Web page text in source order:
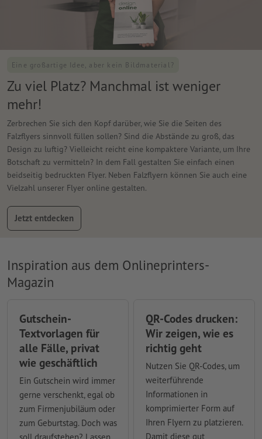
Inspiration aus dem Onlineprinters-
Magazin
Gutschein-
Textvorlagen für
alle Fälle, privat
wie geschäftlich
Ein Gutschein wird immer
gerne verschenkt, egal ob
zum Firmenjubiläum oder
zum Geburtstag. Doch was
soll draufstehen? Lassen
QR-Codes drucken:
Wir zeigen, wie es
richtig geht
Nutzen Sie QR-Codes, um
weiterführende
Informationen in
komprimierter Form auf
Ihren Flyern zu platzieren.
Damit diese gut
Eine großartige Idee, aber kein Bildmaterial?
Zu viel Platz? Manchmal ist weniger
mehr!
Zerbrechen Sie sich den Kopf darüber, wie Sie die Seiten des
Falzflyers sinnvoll füllen sollen? Sind die Abstände zu groß, das
Design zu luftig? Vielleicht reicht eine kompaktere Variante, um Ihre
Botschaft zu vermitteln? In dem Fall gestalten Sie einfach einen
beidseitig bedruckten Flyer. Neben Falzflyern können Sie auch eine
Vielzahl unserer Flyer online gestalten.
Jetzt entdecken